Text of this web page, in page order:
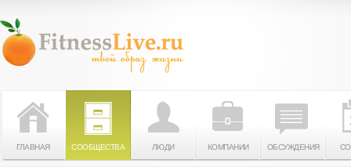
ГЛАВНАЯ СООБЩЕСТВА ЛЮДИ КОМПАНИИ ОБСУЖДЕНИЯ